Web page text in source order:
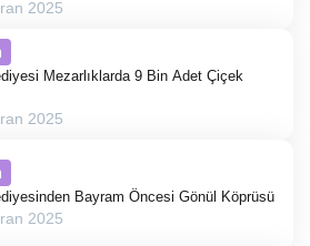
2025
Mezarlıklarda 9 Bin Adet Çiçek
2025
Bayram Öncesi Gönül Köprüsü
2025